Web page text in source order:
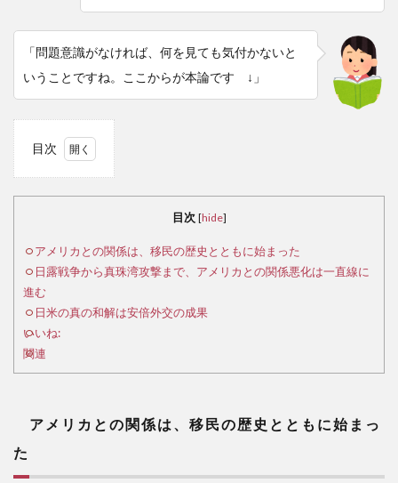
「問題意識がなければ、何を見ても気付かないと
いうことですね。ここからが本論です ↓」
目次
の関
係
は、
の歴
史と
とも
た
目次 [hide]
アメリカとの関係は、移民の歴史とともに始まった
日露戦争から真珠湾攻撃まで、アメリカとの関係悪化は一直線に
進む
日米の真の和解は安倍外交の成果
いいね:
関連
アメリカとの関係は、移民の歴史とともに始まっ
た